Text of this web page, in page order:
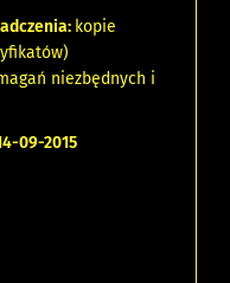
kopie
niezbędnych i
09-2015